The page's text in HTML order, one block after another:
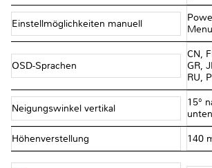
Einstellmöglichkeiten manuell
Menu
OSD-Sprachen
CN,
GR,
RU,
Neigungswinkel vertikal
15°
unten
Höhenverstellung 140